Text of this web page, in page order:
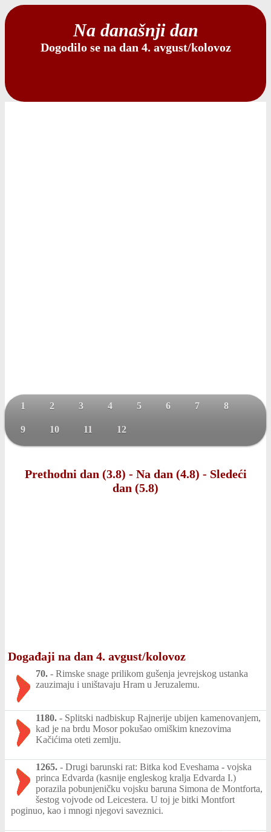
Na današnji dan
Dogodilo se na dan 4. avgust/kolovoz
1 2 3 4 5 6 7 8
9 10 11 12
Prethodni dan (3.8) - Na dan (4.8) - Sledeći
dan (5.8)
Događaji na dan 4. avgust/kolovoz
70. - Rimske snage prilikom gušenja jevrejskog ustanka
zauzimaju i uništavaju Hram u Jeruzalemu.
1180. - Splitski nadbiskup Rajnerije ubijen kamenovanjem,
kad je na brdu Mosor pokušao omiškim knezovima
Kačićima oteti zemlju.
1265. - Drugi barunski rat: Bitka kod Eveshama - vojska
princa Edvarda (kasnije engleskog kralja Edvarda I.)
porazila pobunjeničku vojsku baruna Simona de Montforta,
šestog vojvode od Leicestera. U toj je bitki Montfort
poginuo, kao i mnogi njegovi saveznici.